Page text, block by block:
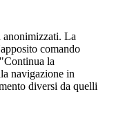
anonimizzati. La
comando
la
navigazione in
diversi da quelli